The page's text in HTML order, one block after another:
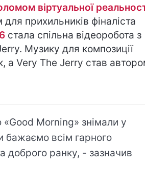
віртуальної
прихильників фіналіста
стала спільна відеоробота з
Музику для композиції
а Very The Jerry став
«Good Morning» знімали у
бажаємо всім гарного
доброго ранку, - зазначив